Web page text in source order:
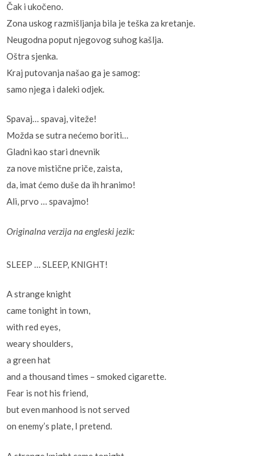
Čak i ukočeno.
Zona uskog razmišljanja bila je teška za kretanje.
Neugodna poput njegovog suhog kašlja.
Oštra sjenka.
Kraj putovanja našao ga je samog:
samo njega i daleki odjek.
Spavaj… spavaj, viteže!
Možda se sutra nećemo boriti…
Gladni kao stari dnevnik
za nove mistične priče, zaista,
da, imat ćemo duše da ih hranimo!
Ali, prvo … spavajmo!
Originalna verzija na engleski jezik:
SLEEP … SLEEP, KNIGHT!
A strange knight
came tonight in town,
with red eyes,
weary shoulders,
a green hat
and a thousand times – smoked cigarette.
Fear is not his friend,
but even manhood is not served
on enemy’s plate, I pretend.